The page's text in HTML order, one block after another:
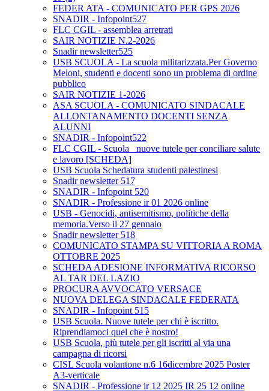
FEDER ATA - COMUNICATO PER GPS 2026
SNADIR - Infopoint527
FLC CGIL - assemblea arretrati
SAIR NOTIZIE N.2-2026
Snadir newsletter525
USB SCUOLA - La scuola militarizzata.Per Governo
Meloni, studenti e docenti sono un problema di ordine
pubblico
SAIR NOTIZIE 1-2026
ASA SCUOLA - COMUNICATO SINDACALE
ALLONTANAMENTO DOCENTI SENZA
ALUNNI
SNADIR - Infopoint522
FLC CGIL - Scuola_ nuove tutele per conciliare salute
e lavoro [SCHEDA]
USB Scuola Schedatura studenti palestinesi
Snadir newsletter 517
SNADIR - Infopoint 520
SNADIR - Professione ir 01 2026 online
USB - Genocidi, antisemitismo, politiche della
memoria.Verso il 27 gennaio
Snadir newsletter 518
COMUNICATO STAMPA SU VITTORIA A ROMA
OTTOBRE 2025
SCHEDA ADESIONE INFORMATIVA RICORSO
AL TAR DEL LAZIO
PROCURA AVVOCATO VERSACE
NUOVA DELEGA SINDACALE FEDERATA
SNADIR - Infopoint 515
USB Scuola. Nuove tutele per chi è iscritto.
Riprendiamoci quel che è nostro!
USB Scuola, più tutele per gli iscritti al via una
campagna di ricorsi
CISL Scuola volantone n.6 16dicembre 2025 Poster
A3-verticale
SNADIR - Professione ir 12 2025 IR 25 12 online